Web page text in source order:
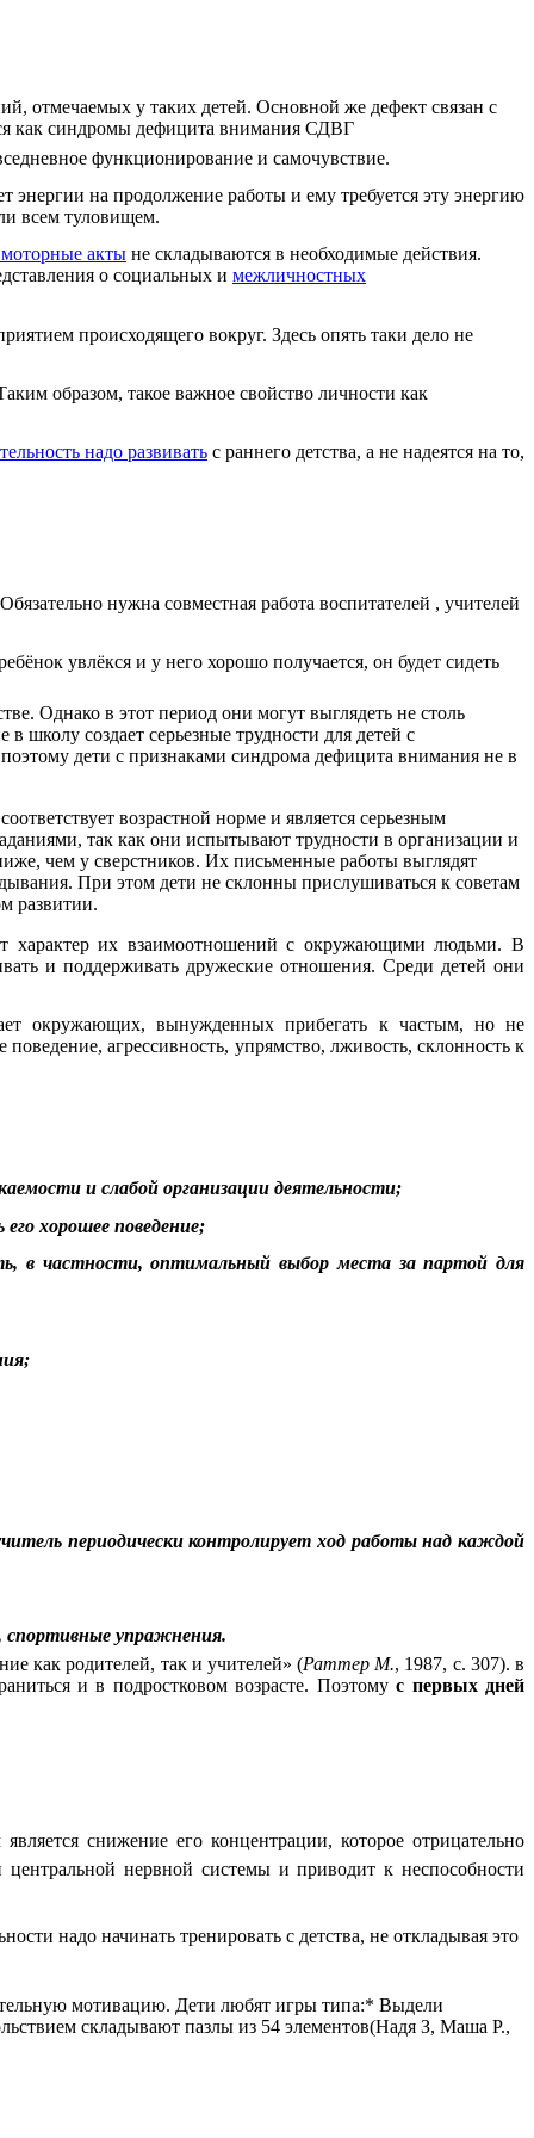
отмечаемых у таких детей. Основной же дефект связан с
как синдромы дефицита внимания СДВГ
функционирование и самочувствие.
на продолжение работы и ему требуется эту энергию
всем туловищем.
акты не складываются в необходимые действия.
о социальных и межличностных
происходящего вокруг. Здесь опять таки дело не
образом, такое важное свойство личности как
надо развивать с раннего детства, а не надеятся на то,
нужна совместная работа воспитателей , учителей
увлёкся и у него хорошо получается, он будет сидеть
Однако в этот период они могут выглядеть не столь
школу создает серьезные трудности для детей с
дети с признаками синдрома дефицита внимания не в
возрастной норме и является серьезным
так как они испытывают трудности в организации и
чем у сверстников. Их письменные работы выглядят
При этом дети не склонны прислушиваться к советам
развитии.
характер их взаимоотношений с окружающими людьми. В
и поддерживать дружеские отношения. Среди детей они
окружающих, вынужденных прибегать к частым, но не
агрессивность, упрямство, лживость, склонность к
и слабой организации деятельности;
хорошее поведение;
в частности, оптимальный выбор места за партой для
периодически контролирует ход работы над каждой
спортивные упражнения.
как родителей, так и учителей» (Раттер М., 1987, с. 307). в
и в подростковом возрасте. Поэтомус первых дней
снижение его концентрации, которое отрицательно
нервной системы и приводит к неспособности
надо начинать тренировать с детства, не откладывая это
мотивацию. Дети любят игры типа:* Выдели
складывают пазлы из 54 элементов(Надя З, Маша Р.,